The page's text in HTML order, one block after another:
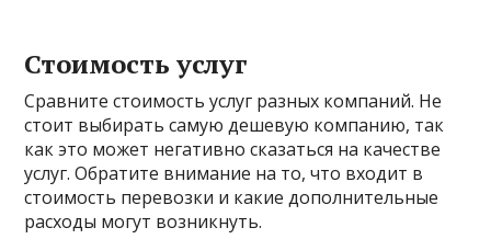
Стоимость услуг
Сравните стоимость услуг разных компаний. Не
стоит выбирать самую дешевую компанию, так
как это может негативно сказаться на качестве
услуг. Обратите внимание на то, что входит в
стоимость перевозки и какие дополнительные
расходы могут возникнуть.